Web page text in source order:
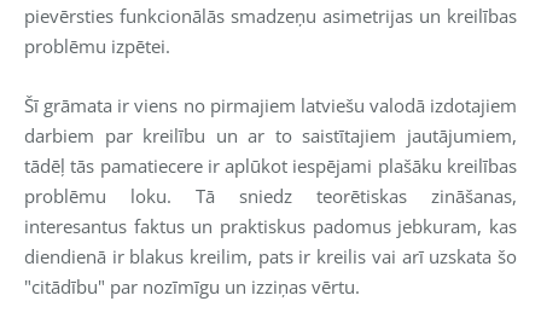
pievērsties funkcionālās smadzeņu asimetrijas un kreilības
problēmu izpētei.
Šī grāmata ir viens no pirmajiem latviešu valodā izdotajiem
darbiem par kreilību un ar to saistītajiem jautājumiem,
tādēļ tās pamatiecere ir aplūkot iespējami plašāku kreilības
problēmu loku. Tā sniedz teorētiskas zināšanas,
interesantus faktus un praktiskus padomus jebkuram, kas
diendienā ir blakus kreilim, pats ir kreilis vai arī uzskata šo
"citādību" par nozīmīgu un izziņas vērtu.